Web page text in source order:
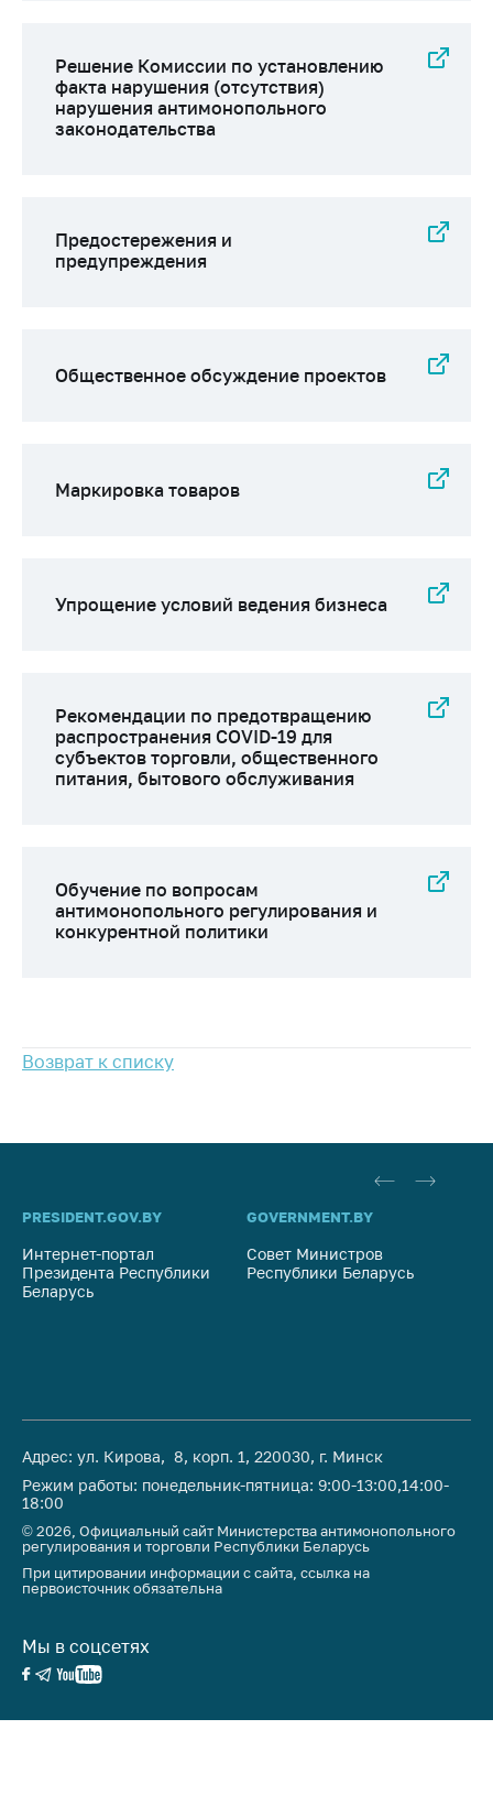
Обратиться в МАРТ
Личный прием
граждан и юр. лиц
Электронные
Сообщить о росте
Контакты
Приемная
Министра
Вышестоящий
государственный
орган
цен
Ценообразование
на лекарственные
технику
факта нарушения
антимонопольного
Предостережения и
предупреждения
товаров
Упрощение условий
ведения бизнеса
Рекомендации по
предотвращению
субъектов торговли,
общественного
обслуживания
Решение Комиссии по установлению
факта нарушения (отсутствия)
нарушения антимонопольного
законодательства
Предостережения и
предупреждения
Общественное обсуждение проектов
Маркировка товаров
Упрощение условий ведения бизнеса
Рекомендации по предотвращению
распространения COVID-19 для
субъектов торговли, общественного
питания, бытового обслуживания
Обучение по вопросам
антимонопольного регулирования и
конкурентной политики
Возврат к списку
PRESIDENT.GOV.BY
Интернет-портал
Президента Республики
Беларусь
GOVERNMENT.BY
Совет Министров
Республики Беларусь
Адрес: ул. Кирова, 8, корп. 1, 220030, г. Минск
Режим работы: понедельник-пятница: 9:00-13:00,14:00-
18:00
© 2026, Официальный сайт Министерства антимонопольного
регулирования и торговли Республики Беларусь
При цитировании информации с сайта, ссылка на
первоисточник обязательна
Мы в соцсетях